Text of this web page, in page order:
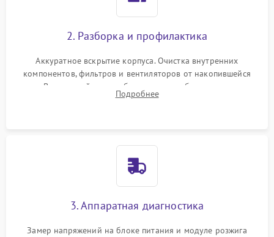
2. Разборка и профилактика
Аккуратное вскрытие корпуса. Очистка внутренних
компонентов, фильтров и вентиляторов от накопившейся
пыли. Визуальный осмотр блока питания, балласта лампы и
материнской платы на наличие прогаров или вздутых
Подробнее
3. Аппаратная диагностика
Замер напряжений на блоке питания и модуле розжига